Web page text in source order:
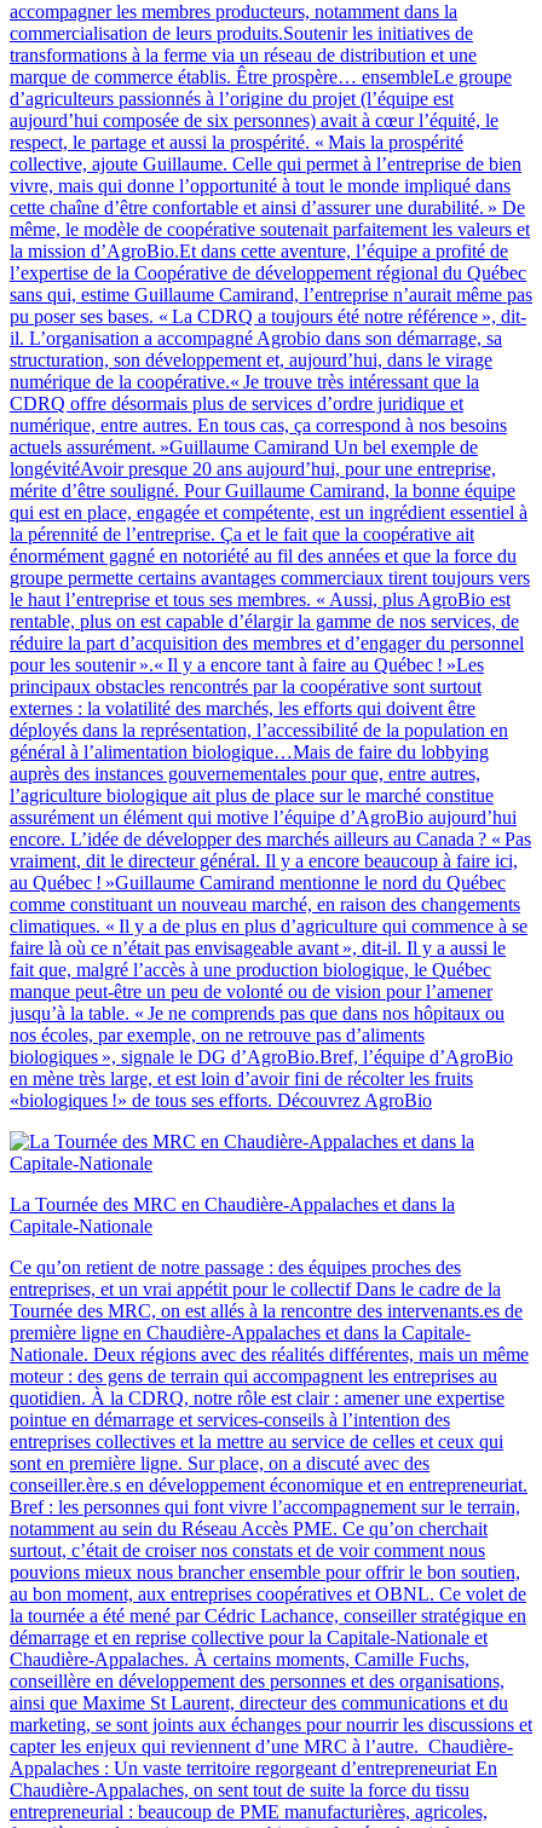
accompagner les membres producteurs, notamment dans la
commercialisation de leurs produits.Soutenir les initiatives de
transformations à la ferme via un réseau de distribution et une
marque de commerce établis. Être prospère… ensembleLe groupe
d’agriculteurs passionnés à l’origine du projet (l’équipe est
aujourd’hui composée de six personnes) avait à cœur l’équité, le
respect, le partage et aussi la prospérité. « Mais la prospérité
collective, ajoute Guillaume. Celle qui permet à l’entreprise de bien
vivre, mais qui donne l’opportunité à tout le monde impliqué dans
cette chaîne d’être confortable et ainsi d’assurer une durabilité. » De
même, le modèle de coopérative soutenait parfaitement les valeurs et
la mission d’AgroBio.Et dans cette aventure, l’équipe a profité de
l’expertise de la Coopérative de développement régional du Québec
sans qui, estime Guillaume Camirand, l’entreprise n’aurait même pas
pu poser ses bases. « La CDRQ a toujours été notre référence », dit-
il. L’organisation a accompagné Agrobio dans son démarrage, sa
structuration, son développement et, aujourd’hui, dans le virage
numérique de la coopérative.« Je trouve très intéressant que la
CDRQ offre désormais plus de services d’ordre juridique et
numérique, entre autres. En tous cas, ça correspond à nos besoins
actuels assurément. »Guillaume Camirand Un bel exemple de
longévitéAvoir presque 20 ans aujourd’hui, pour une entreprise,
mérite d’être souligné. Pour Guillaume Camirand, la bonne équipe
qui est en place, engagée et compétente, est un ingrédient essentiel à
la pérennité de l’entreprise. Ça et le fait que la coopérative ait
énormément gagné en notoriété au fil des années et que la force du
groupe permette certains avantages commerciaux tirent toujours vers
le haut l’entreprise et tous ses membres. « Aussi, plus AgroBio est
rentable, plus on est capable d’élargir la gamme de nos services, de
réduire la part d’acquisition des membres et d’engager du personnel
pour les soutenir ».« Il y a encore tant à faire au Québec ! »Les
principaux obstacles rencontrés par la coopérative sont surtout
externes : la volatilité des marchés, les efforts qui doivent être
déployés dans la représentation, l’accessibilité de la population en
général à l’alimentation biologique…Mais de faire du lobbying
auprès des instances gouvernementales pour que, entre autres,
l’agriculture biologique ait plus de place sur le marché constitue
assurément un élément qui motive l’équipe d’AgroBio aujourd’hui
encore. L’idée de développer des marchés ailleurs au Canada ? « Pas
vraiment, dit le directeur général. Il y a encore beaucoup à faire ici,
au Québec ! »Guillaume Camirand mentionne le nord du Québec
comme constituant un nouveau marché, en raison des changements
climatiques. « Il y a de plus en plus d’agriculture qui commence à se
faire là où ce n’était pas envisageable avant », dit-il. Il y a aussi le
fait que, malgré l’accès à une production biologique, le Québec
manque peut-être un peu de volonté ou de vision pour l’amener
jusqu’à la table. « Je ne comprends pas que dans nos hôpitaux ou
nos écoles, par exemple, on ne retrouve pas d’aliments
biologiques », signale le DG d’AgroBio.Bref, l’équipe d’AgroBio
en mène très large, et est loin d’avoir fini de récolter les fruits
«biologiques !» de tous ses efforts. Découvrez AgroBio
La Tournée des MRC en Chaudière‑Appalaches et dans la
Capitale‑Nationale
Ce qu’on retient de notre passage : des équipes proches des
entreprises, et un vrai appétit pour le collectif Dans le cadre de la
Tournée des MRC, on est allés à la rencontre des intervenants.es de
première ligne en Chaudière-Appalaches et dans la Capitale-
Nationale. Deux régions avec des réalités différentes, mais un même
moteur : des gens de terrain qui accompagnent les entreprises au
quotidien. À la CDRQ, notre rôle est clair : amener une expertise
pointue en démarrage et services-conseils à l’intention des
entreprises collectives et la mettre au service de celles et ceux qui
sont en première ligne. Sur place, on a discuté avec des
conseiller.ère.s en développement économique et en entrepreneuriat.
Bref : les personnes qui font vivre l’accompagnement sur le terrain,
notamment au sein du Réseau Accès PME. Ce qu’on cherchait
surtout, c’était de croiser nos constats et de voir comment nous
pouvions mieux nous brancher ensemble pour offrir le bon soutien,
au bon moment, aux entreprises coopératives et OBNL. Ce volet de
la tournée a été mené par Cédric Lachance, conseiller stratégique en
démarrage et en reprise collective pour la Capitale-Nationale et
Chaudière-Appalaches. À certains moments, Camille Fuchs,
conseillère en développement des personnes et des organisations,
ainsi que Maxime St Laurent, directeur des communications et du
marketing, se sont joints aux échanges pour nourrir les discussions et
capter les enjeux qui reviennent d’une MRC à l’autre. Chaudière-
Appalaches : Un vaste territoire regorgeant d’entrepreneuriat En
Chaudière-Appalaches, on sent tout de suite la force du tissu
entrepreneurial : beaucoup de PME manufacturières, agricoles,